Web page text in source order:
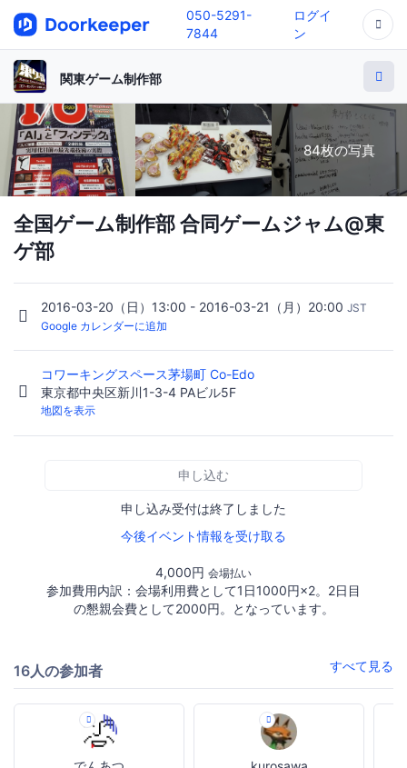
050-5291-
7844
ログイ
ン
関東ゲーム制作部
84枚の写真
全国ゲーム制作部 合同ゲームジャム@東
ゲ部
2016-03-20（日）13:00 - 2016-03-21（月）20:00 JST
Google カレンダーに追加
コワーキングスペース茅場町 Co-Edo
東京都中央区新川1-3-4 PAビル5F
地図を表示
申し込む
申し込み受付は終了しました
今後イベント情報を受け取る
4,000円 会場払い
参加費用内訳：会場利用費として1日1000円×2。2日目
の懇親会費として2000円。となっています。
16人の参加者 すべて見る